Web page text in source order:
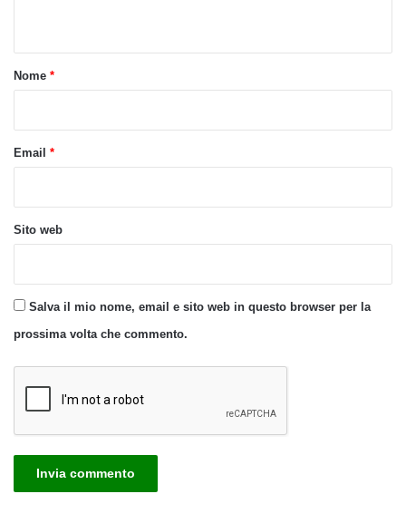
oNome *
Email *
Sito web
Salva il mio nome, email e sito web in questo browser per la
prossima volta che commento.